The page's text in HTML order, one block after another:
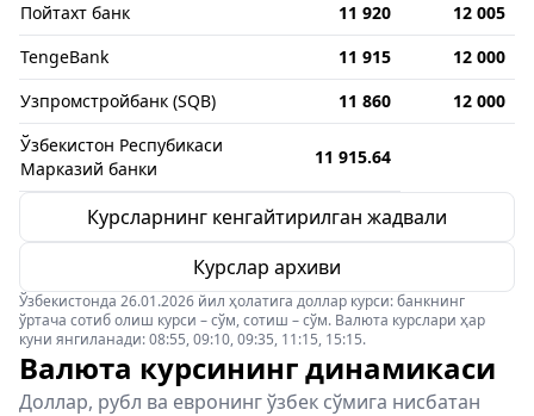
Пойтахт банк
11 920
12 005
TengeBank
11 915
12 000
Узпромстройбанк (SQB)
11 860
12 000
Ўзбекистон Респубикаси
Марказий банки
11 915.64
Курсларнинг кенгайтирилган жадвали
Курслар архиви
Ўзбекистонда 26.01.2026 йил ҳолатига доллар курси: банкнинг
ўртача сотиб олиш курси – сўм, сотиш – сўм. Валюта курслари ҳар
куни янгиланади: 08:55, 09:10, 09:35, 11:15, 15:15.
Валюта курсининг динамикаси
Доллар, рубл ва евронинг ўзбек сўмига нисбатан